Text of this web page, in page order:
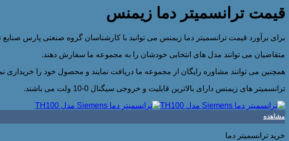
قیمت ترانسمیتر دما زیمنس
برای برآورد قیمت ترانسمیتر دما زیمنس می توانید با کارشناسان گروه صنعتی پارس صنایع
متقاضیان می توانند مدل های انتخابی خودشان را به مجموعه ما سفارش دهند.
همچنین می توانند مشاوره رایگان از مجموعه ما دریافت نمایند و محصول خود را خریداری
ترانسمیتر های زیمنس دارای بالاترین قابلیت و خروجی سیگنال 0-10 ولت می باشند.
مشاهده
خرید ترانسمیتر دما